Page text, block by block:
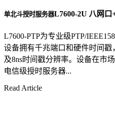
单北斗授时服务器L7600-2U 八网口
L7600-PTP为专业级PTP/
设备拥有千兆端口和硬件时间戳
及8ns时间戳分辨率。设备在市
电信级授时服务器...
Read Article